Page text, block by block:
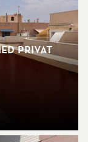
privat